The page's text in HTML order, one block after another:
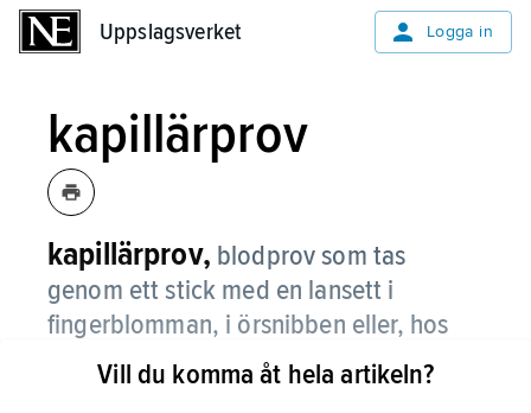
Uppslagsverket Logga in
kapillärprov
kapillärprov, blodprov som tas
genom ett stick med en lansett i
fingerblomman, i örsnibben eller, hos
spädbarn, på hälens undersida.
Vill du komma åt hela artikeln?